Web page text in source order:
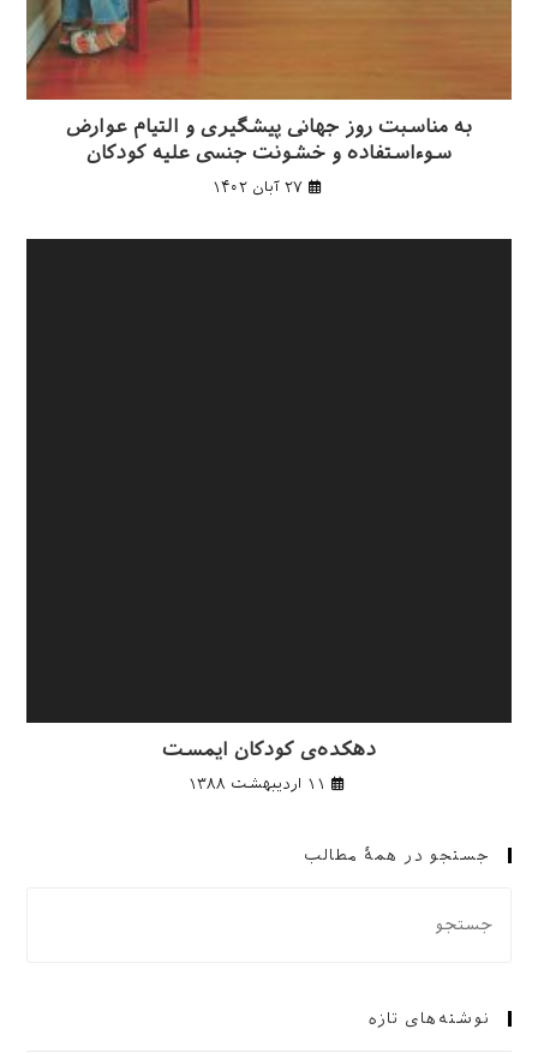
به مناسبت روز جهانی پیشگیری و التیام عوارض
سوءاستفاده و خشونت جنسی علیه کودکان
۲۷ آبان ۱۴۰۲
دهكده‌ی كودكان ایمست
۱۱ اردیبهشت ۱۳۸۸
جستجو در همهٔ مطالب
نوشته‌های تازه